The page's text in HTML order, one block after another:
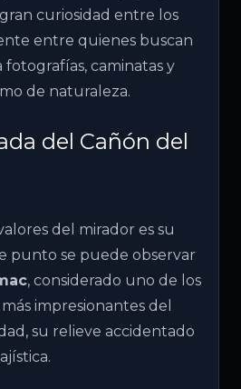
curiosidad entre los
entre quienes buscan
fotografías, caminatas y
de naturaleza.
del Cañón del
del mirador es su
punto se puede observar
, considerado uno de los
impresionantes del
su relieve accidentado